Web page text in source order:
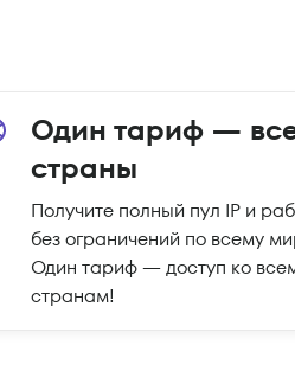
Один тариф —
страны
Получите полный пул IP и
без ограничений по всему
Один тариф — доступ ко
странам!